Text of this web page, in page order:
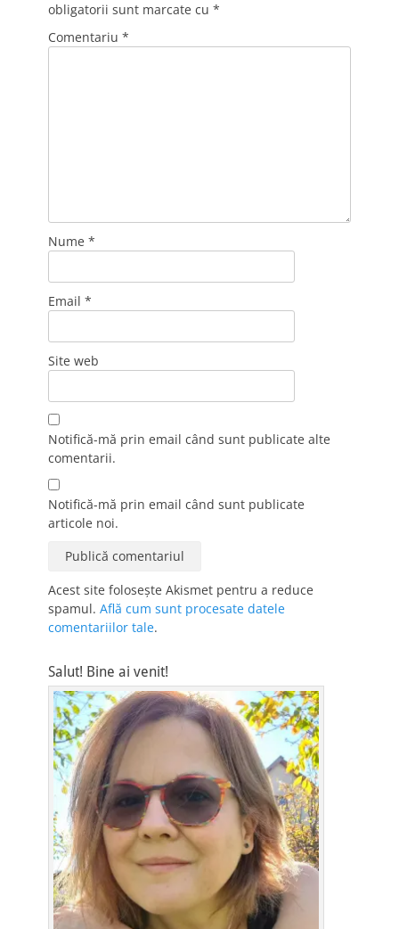
obligatorii sunt marcate cu *
Comentariu *
Nume *
Email *
Site web
Notifică-mă prin email când sunt publicate alte
comentarii.
Notifică-mă prin email când sunt publicate
articole noi.
Acest site folosește Akismet pentru a reduce
spamul. Află cum sunt procesate datele
comentariilor tale.
Salut! Bine ai venit!